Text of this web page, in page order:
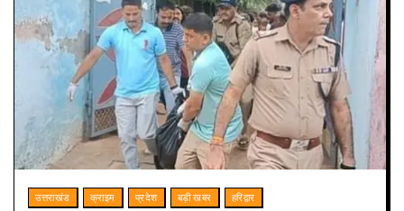
उत्तराखंड क्राइम प्रदेश बड़ी खबर हरिद्वार